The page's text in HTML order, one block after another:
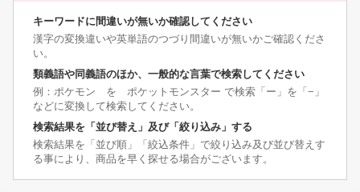
キーワードに間違いが無いか確認してください
漢字の変換違いや英単語のつづり間違いが無いかご確認くださ
い。
類義語や同義語のほか、一般的な言葉で検索してください
例：ポケモン を ポケットモンスター で検索「ー」を「−」
などに変換して検索してください。
検索結果を「並び替え」及び「絞り込み」する
検索結果を「並び順」「絞込条件」で絞り込み及び並び替えす
る事により、商品を早く探せる場合がございます。